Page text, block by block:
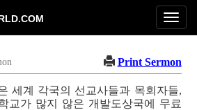
Print Sermon
세계 각국의 선교사들과 목회자들,
교가 많지 않은 개발도상국에 무료